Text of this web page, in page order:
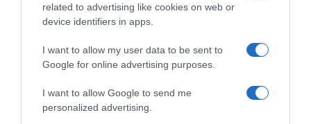
related to advertising like cookies on web or
device identifiers in apps.
I want to allow my user data to be sent to
Google for online advertising purposes.
I want to allow Google to send me
personalized advertising.
…να πει ότι στόχος του είναι η πρωτιά στις
*ΚΑΤΩ ΣΤΟΝ ΠΕΙΡΑΙΑ* ΤΟΥ Ν. ΠΑΡΑΣΚΕΥΑ
Δήμος Πειραιά: Ασχολήθηκε κανείς